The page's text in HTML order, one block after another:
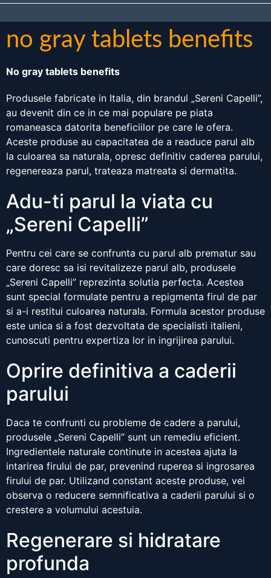
no gray tablets benefits
No gray tablets benefits
Produsele fabricate in Italia, din brandul „Sereni Capelli”,
au devenit din ce in ce mai populare pe piata
romaneasca datorita beneficiilor pe care le ofera.
Aceste produse au capacitatea de a readuce parul alb
la culoarea sa naturala, opresc definitiv caderea parului,
regenereaza parul, trateaza matreata si dermatita.
Adu-ti parul la viata cu
„Sereni Capelli”
Pentru cei care se confrunta cu parul alb prematur sau
care doresc sa isi revitalizeze parul alb, produsele
„Sereni Capelli” reprezinta solutia perfecta. Acestea
sunt special formulate pentru a repigmenta firul de par
si a-i restitui culoarea naturala. Formula acestor produse
este unica si a fost dezvoltata de specialisti italieni,
cunoscuti pentru expertiza lor in ingrijirea parului.
Oprire definitiva a caderii
parului
Daca te confrunti cu probleme de cadere a parului,
produsele „Sereni Capelli” sunt un remediu eficient.
Ingredientele naturale continute in acestea ajuta la
intarirea firului de par, prevenind ruperea si ingrosarea
firului de par. Utilizand constant aceste produse, vei
observa o reducere semnificativa a caderii parului si o
crestere a volumului acestuia.
Regenerare si hidratare
profunda